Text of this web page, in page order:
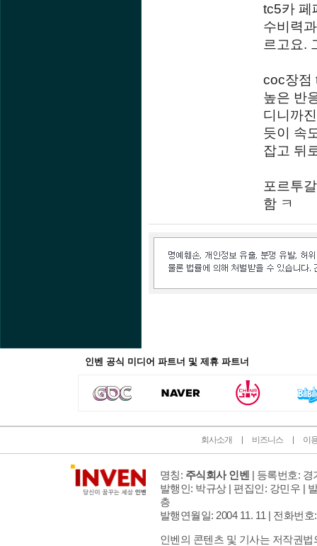
tc5카 페
수비력
르고요.
coc장점
높은 반
디니까
듯이 속
잡고 뒤
포르투
함 ㅋ
인벤 공식 미디어 파트너 및 제휴 파트너
회사소개 비즈니스 이
명칭: 주식회사 인벤 | 등록번호: 경
발행인: 박규상 | 편집인: 강민우 |
층
발행연월일: 2004 11. 11 | 전화번호
인벤의 콘텐츠 및 기사는 저작권